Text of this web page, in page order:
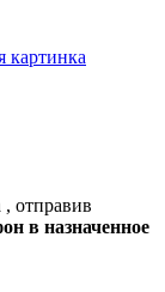
картинка
, отправив
в назначенное